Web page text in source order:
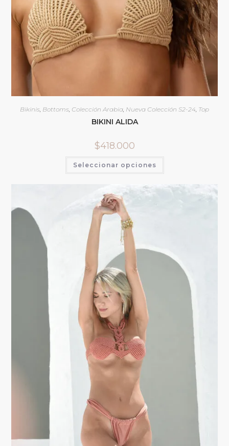
Bikinis Bottoms Colección Arabia Nueva Colección S2-24 Top
BIKINI ALIDA
$418.000
Seleccionar opciones